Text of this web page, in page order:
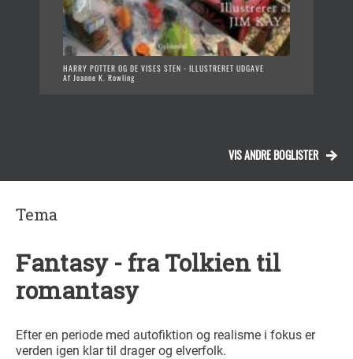
HARRY POTTER OG DE VISES STEN - ILLUSTRERET UDGAVE
Af Joanne K. Rowling
VIS ANDRE BOGLISTER
Tema
Fantasy - fra Tolkien til
romantasy
Efter en periode med autofiktion og realisme i fokus er
verden igen klar til drager og elverfolk.